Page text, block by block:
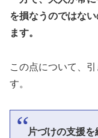
を損なうのではな
ます。
この点について、
す。
片づけの支援